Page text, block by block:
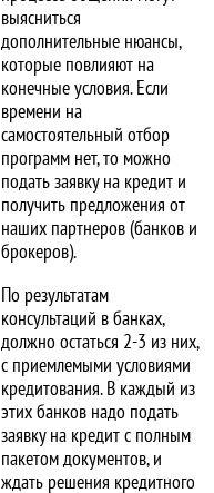
выясниться
дополнительные нюансы,
которые повлияют на
конечные условия. Если
времени на
самостоятельный отбор
программ нет, то можно
подать заявку на кредит и
получить предложения от
наших партнеров (банков и
брокеров).
По результатам
консультаций в банках,
должно остаться 2-3 из них,
с приемлемыми условиями
кредитования. В каждый из
этих банков надо подать
заявку на кредит c полным
пакетом документов, и
ждать решения кредитного